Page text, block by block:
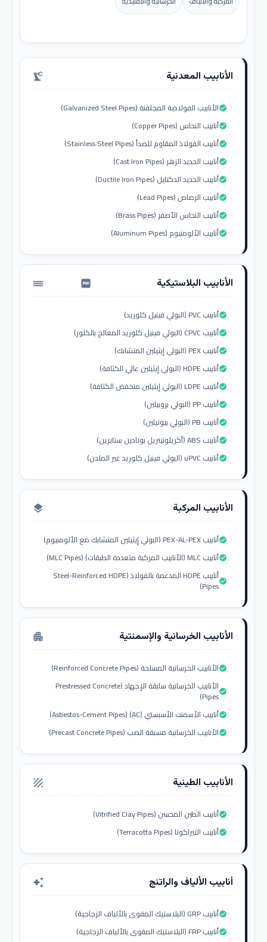
الأنابيب المعدنية precision_manufacturing
الأنابيب الفولاذية المجلفنة (Galvanized Steel Pipes)check_circle
أنابيب النحاس (Copper Pipes)check_circle
أنابيب الفولاذ المقاوم للصدأ (Stainless Steel Pipes)check_circle
أنابيب الحديد الزهر (Cast Iron Pipes)check_circle
أنابيب الحديد الدكتايل (Ductile Iron Pipes)check_circle
أنابيب الرصاص (Lead Pipes)check_circle
أنابيب النحاس الأصفر (Brass Pipes)check_circle
أنابيب الألومنيوم (Aluminum Pipes)check_circle
الأنابيب البلاستيكية water_pump
أنابيب PVC (البولي فينيل كلوريد)check_circle
أنابيب CPVC (البولي فينيل كلوريد المعالج بالكلور)check_circle
أنابيب PEX (البولي إيثيلين المتشابك)check_circle
أنابيب HDPE (البولي إيثيلين عالي الكثافة)check_circle
أنابيب LDPE (البولي إيثيلين منخفض الكثافة)check_circle
أنابيب PP (البولي بروبيلين)check_circle
أنابيب PB (البولي بيوتيلين)check_circle
أنابيب ABS (أكريلونيتريل بوتادين ستايرين)check_circle
أنابيب uPVC (البولي فينيل كلوريد غير الملدن)check_circle
الأنابيب المركبة layers
أنابيب PEX-AL-PEX (البولي إيثيلين المتشابك مع الألومنيوم)check_circle
أنابيب MLC (الأنابيب المركبة متعددة الطبقات) (MLC Pipes)check_circle
أنابيب HDPE المدعمة بالفولاذ (Steel-Reinforced HDPE
Pipes)check_circle
الأنابيب الخرسانية والإسمنتية apartment
الأنابيب الخرسانية المسلحة (Reinforced Concrete Pipes)check_circle
الأنابيب الخرسانية سابقة الإجهاد (Prestressed Concrete
Pipes)check_circle
أنابيب الأسمنت الأسبستي (AC) (Asbestos-Cement Pipes)check_circle
الأنابيب الخرسانية مسبقة الصب (Precast Concrete Pipes)check_circle
الأنابيب الطينية texture
أنابيب الطين المحسن (Vitrified Clay Pipes)check_circle
أنابيب التيراكوتا (Terracotta Pipes)check_circle
أنابيب الألياف والراتنج auto_awesome
أنابيب GRP (البلاستيك المقوى بالألياف الزجاجية)check_circle
أنابيب FRP (البلاستيك المقوى بالألياف الزجاجية)check_circle